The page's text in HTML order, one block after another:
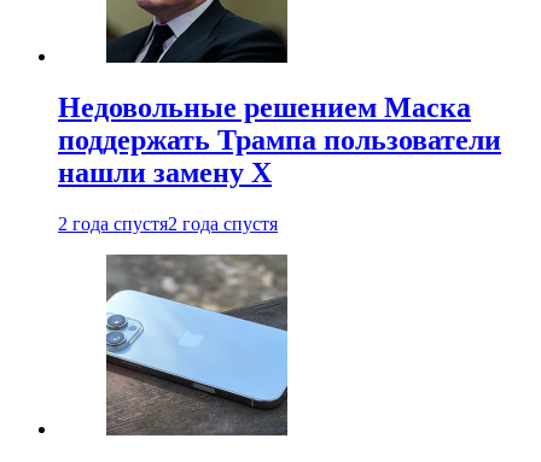
Недовольные решением Маска
поддержать Трампа пользователи
нашли замену X
2 года спустя2 года спустя